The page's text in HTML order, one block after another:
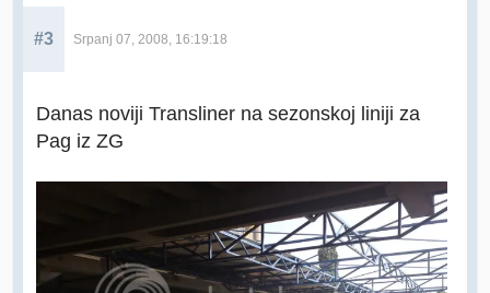
#3 Srpanj 07, 2008, 16:19:18
Danas noviji Transliner na sezonskoj liniji za
Pag iz ZG